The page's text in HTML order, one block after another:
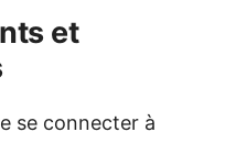
et
se connecter à